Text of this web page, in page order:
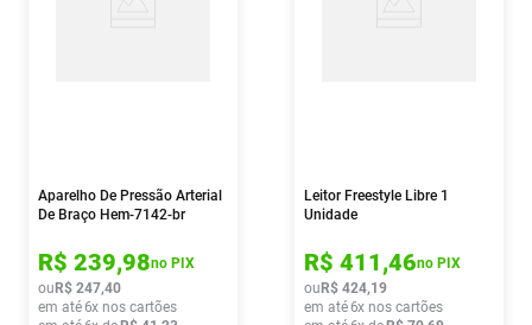
Aparelho De Pressão Arterial
De Braço Hem-7142-br
R$ 239,98no PIX
ou R$ 247,40
em até6x nos cartões
Leitor Freestyle Libre 1
Unidade
R$ 411,46no PIX
ou R$ 424,19
em até6x nos cartões